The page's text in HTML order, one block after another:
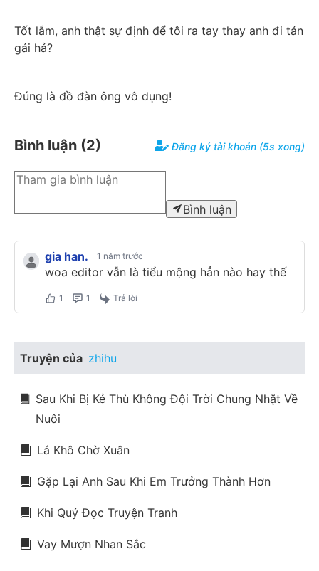
Tốt lắm, anh thật sự định để tôi ra tay thay anh đi tán
gái hả?
Đúng là đồ đàn ông vô dụng!
Bình luận (2) Đăng ký tài khoản (5s xong)
Bình luận
gia han. 1 năm trước
woa editor vẫn là tiểu mộng hẳn nào hay thế
1 1 Trả lời
Truyện của zhihu
Sau Khi Bị Kẻ Thù Không Đội Trời Chung Nhặt Về
Nuôi
Lá Khô Chờ Xuân
Gặp Lại Anh Sau Khi Em Trưởng Thành Hơn
Khi Quỷ Đọc Truyện Tranh
Vay Mượn Nhan Sắc